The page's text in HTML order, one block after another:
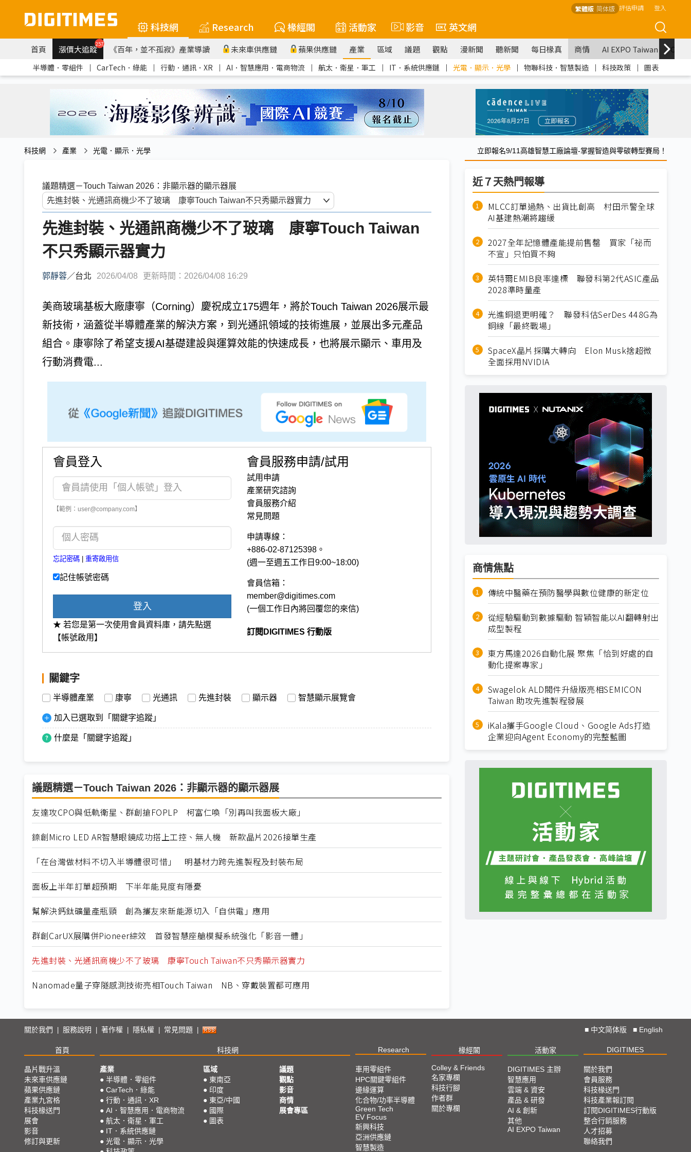
繁體版 简体版 評估申請 登入
科技網 Research 椽經閣 活動家 影音 英文網
首頁 漲價大追蹤257 《百年，並不孤寂》產業導讀 未來車供應鏈 蘋果供應鏈 產業 區域 議題 觀點 漫新聞 聽新聞 每日椽真 商情 AI EXPO Taiwan
半導體．零組件 ｜ CarTech．綠能 ｜ 行動．通訊．XR ｜ AI．智慧應用．電商物流 ｜ 航太．衛星．軍工 ｜ IT．系統供應鏈 ｜ 光電．顯示．光學 ｜ 物聯科技．智慧製造 ｜ 科技政策 ｜ 圖表
科技網 產業 光電．顯示．光學 立即報名9/11高雄智慧工廠論壇-掌握智造與零碳轉型賽局！
議題精選－Touch Taiwan 2026：非顯示器的顯示器展
先進封裝、光通訊商機少不了玻璃 康寧Touch Taiwan
不只秀顯示器實力
郭靜蓉／台北 2026/04/08 更新時間：2026/04/08 16:29
美商玻璃基板大廠康寧（Corning）慶祝成立175週年，將於Touch Taiwan 2026展示最
新技術，涵蓋從半導體產業的解決方案，到光通訊領域的技術進展，並展出多元產品
組合。康寧除了希望支援AI基礎建設與運算效能的快速成長，也將展示顯示、車用及
行動消費電...
會員登入
【範例：user@company.com】
忘記密碼 重寄啟用信
記住帳號密碼
登入
★ 若您是第一次使用會員資料庫，請先點選
【帳號啟用】
會員服務申請/試用
試用申請
產業研究諮詢
會員服務介紹
常見問題
申請專線：
+886-02-87125398。
(週一至週五工作日9:00~18:00)
會員信箱：
member@digitimes.com
(一個工作日內將回覆您的來信)
訂閱DIGITIMES 行動版
關鍵字
半導體產業 康寧 光通訊 先進封裝 顯示器 智慧顯示展覽會
加入已選取到「關鍵字追蹤」
什麼是「關鍵字追蹤」
議題精選－Touch Taiwan 2026：非顯示器的顯示器展
友達攻CPO與低軌衛星、群創搶FOPLP 柯富仁喚「別再叫我面板大廠」
錼創Micro LED AR智慧眼鏡成功搭上工控、無人機 新款晶片2026接單生產
「在台灣做材料不切入半導體很可惜」 明基材力跨先進製程及封裝布局
面板上半年訂單超預期 下半年能見度有隱憂
幫解決鈣鈦礦量產瓶頸 創為攜友來新能源切入「自供電」應用
群創CarUX展購併Pioneer綜效 首發智慧座艙模擬系統強化「影音一體」
先進封裝、光通訊商機少不了玻璃 康寧Touch Taiwan不只秀顯示器實力
Nanomade量子穿隧感測技術亮相Touch Taiwan NB、穿戴裝置都可應用
近７天熱門報導
MLCC訂單過熱、出貨比創高 村田示警全球
AI基建熱潮將趨緩
2027全年記憶體產能提前售罄 買家「祕而
不宣」只怕買不夠
英特爾EMIB良率達標 聯發科第2代ASIC產品
2028準時量產
光進銅退更明確？ 聯發科估SerDes 448G為
銅線「最終戰場」
SpaceX晶片採購大轉向 Elon Musk捨超微
全面採用NVIDIA
商情焦點
傳統中醫藥在預防醫學與數位健康的新定位
從經驗驅動到數據驅動 智穎智能以AI翻轉射出
成型製程
東方馬達2026自動化展 聚焦「恰到好處的自
動化提案專家」
Swagelok ALD閥件升級版亮相SEMICON
Taiwan 助攻先進製程發展
iKala攜手Google Cloud、Google Ads打造
企業迎向Agent Economy的完整藍圖
關於我們 服務說明 著作權 隱私權 常見問題 ■ 中文简体版 ■ English
首頁 科技網 Research 椽經閣 活動家 DIGITIMES
晶片戰升溫
未來車供應鏈
蘋果供應鏈
產業九宮格
科技椽送門
展會
影音
修訂與更新
產業
● 半導體．零組件
● CarTech．綠能
● 行動．通訊．XR
● AI．智慧應用．電商物流
● 航太．衛星．軍工
● IT．系統供應鏈
● 光電．顯示．光學
區域
● 東南亞
● 印度
● 東亞/中國
● 國際
● 圖表
議題
觀點
影音
商情
展會專區
車用零組件
HPC關鍵零組件
邊緣運算
化合物/功率半導體
Green Tech
EV Focus
新興科技
亞洲供應鏈
智慧製造
Colley & Friends
名家專欄
科技行腳
作者群
關於專欄
DIGITIMES 主辦
智慧應用
雲端 & 資安
產品 & 研發
AI & 創新
其他
AI EXPO Taiwan
關於我們
會員服務
科技椽送門
科技產業報訂閱
訂閱DIGITIMES行動版
整合行銷服務
人才招募
聯絡我們